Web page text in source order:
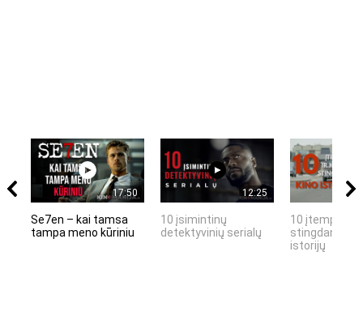
17:50
Se7en – kai tamsa
tampa meno kūriniu
12:25
10 įsimintinų
detektyvinių serialų
10 įtemptų,
stingdančių
istorijų